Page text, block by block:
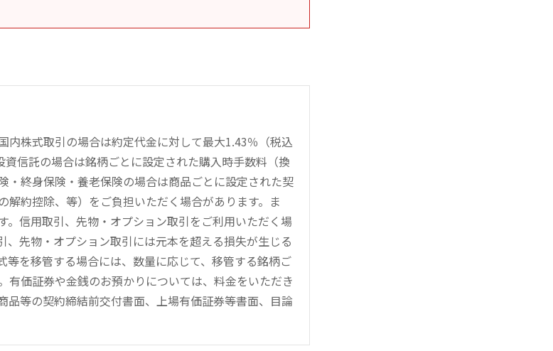
株式取引の場合は約定代金に対して最大1.43％（税込
信託の場合は銘柄ごとに設定された購入時手数料（換
終身保険・養老保険の場合は商品ごとに設定された契
約控除、等）をご負担いただく場合があります。ま
信用取引、先物・オプション取引をご利用いただく場
先物・オプション取引には元本を超える損失が生じる
を移管する場合には、数量に応じて、移管する銘柄ご
価証券や金銭のお預かりについては、料金をいただき
等の契約締結前交付書面、上場有価証券等書面、目論